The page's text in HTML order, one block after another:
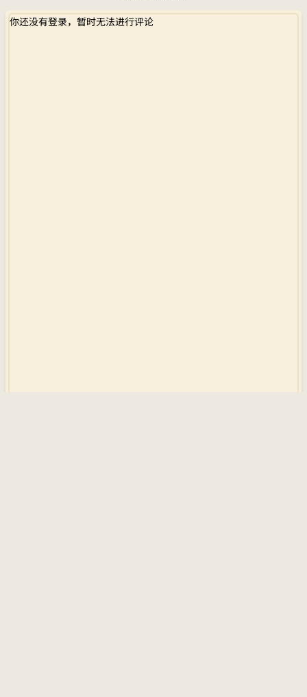
你还没有登录，暂时无法进行评论